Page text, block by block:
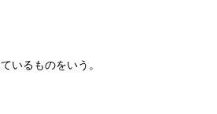
いるものをいう。